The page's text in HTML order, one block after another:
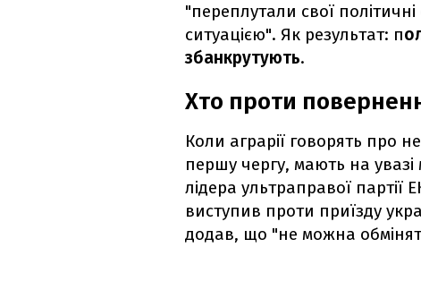
"переплутали свої
ситуацією". Як результат: п
збанкрутують.
Хто проти
Коли аграрії говорять про
першу чергу, мають на увазі
лідера ультраправої партії
виступив проти приїзду
додав, що "не можна